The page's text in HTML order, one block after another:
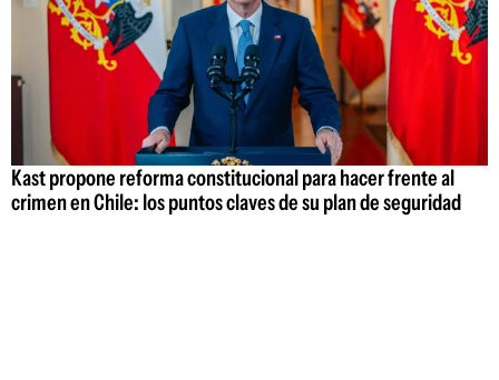
Kast propone reforma constitucional para hacer frente al
crimen en Chile: los puntos claves de su plan de seguridad